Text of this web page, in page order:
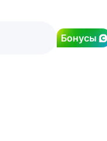
Бонусы